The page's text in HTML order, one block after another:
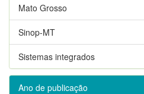
Mato Grosso
Sinop-MT
Sistemas integrados
Ano de publicação